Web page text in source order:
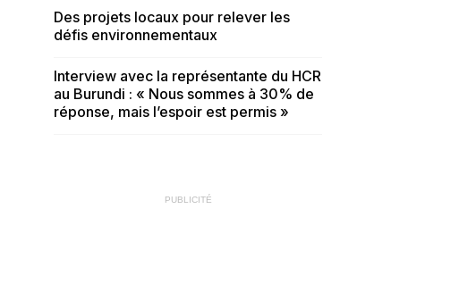
Des projets locaux pour relever les
défis environnementaux
Interview avec la représentante du HCR
au Burundi : « Nous sommes à 30% de
réponse, mais l’espoir est permis »
PUBLICITÉ